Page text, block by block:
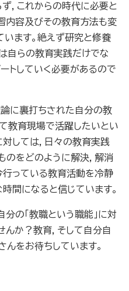
，これからの時代に必要と
内容及びその教育方法も変
ます。絶えず研究と修養
自らの教育実践だけでな
トしていく必要があるので
に裏打ちされた自分の教
教育現場で活躍したいとい
しては，日々の教育実践
のをどのように解決，解消
行っている教育活動を冷静
間になると信じています。
の「教職という職能」に対
か？教育，そして自分自
をお待ちしています。